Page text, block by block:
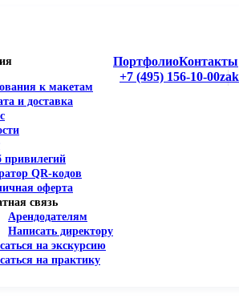
+7 (495) 156-10-00
к макетам
и доставка
привилегий
QR-кодов
оферта
связь
Арендодателям
Написать директору
на экскурсию
на практику
ПортфолиоКонтакты